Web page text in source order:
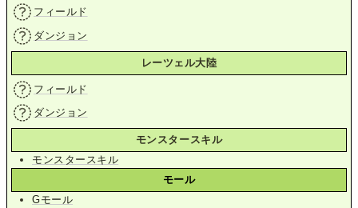
フィールド
ダンジョン
レーツェル大陸
フィールド
ダンジョン
モンスタースキル
モンスタースキル
モール
Gモール